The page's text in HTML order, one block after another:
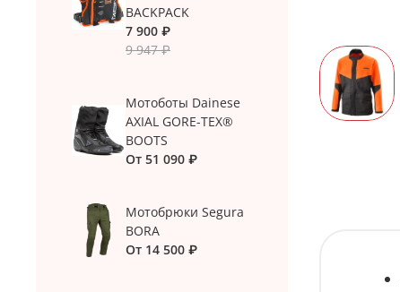
BACKPACK
7 900 ₽
9 947 ₽
Мотоботы Dainese
AXIAL GORE-TEX®
BOOTS
От 51 090 ₽
Мотобрюки Segura
BORA
От 14 500 ₽